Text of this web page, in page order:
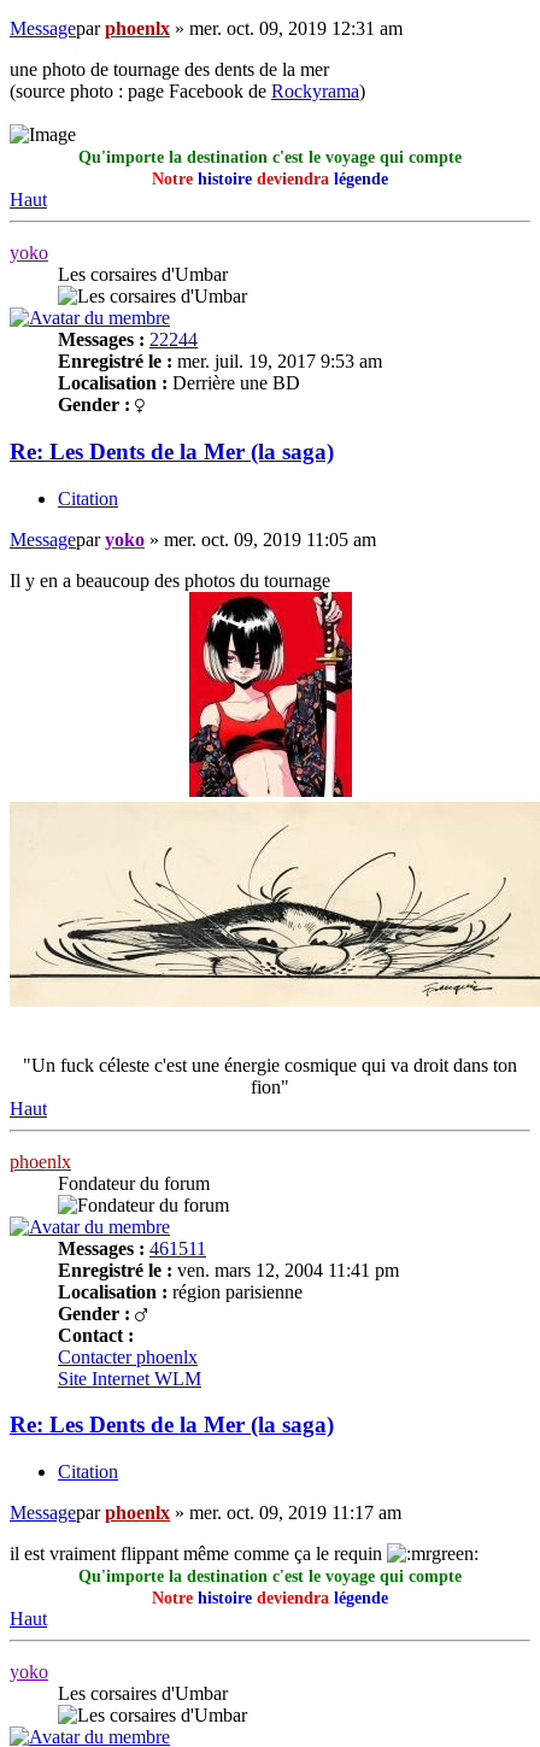
Messageparphoenlx » mer. oct. 09, 2019 12:31 am
une photo de tournage des dents de la mer
(source photo : page Facebook de Rockyrama)
Qu'importe la destination c'est le voyage qui compte
Notre histoire deviendra légende
Haut
yoko
Les corsaires d'Umbar
Messages : 22244
Enregistré le : mer. juil. 19, 2017 9:53 am
Localisation : Derrière une BD
Gender :
Re: Les Dents de la Mer (la saga)
Citation
Messageparyoko » mer. oct. 09, 2019 11:05 am
Il y en a beaucoup des photos du tournage
"Un fuck céleste c'est une énergie cosmique qui va droit dans ton
fion"
Haut
phoenlx
Fondateur du forum
Messages : 461511
Enregistré le : ven. mars 12, 2004 11:41 pm
Localisation : région parisienne
Gender :
Contact :
Contacter phoenlx
Site Internet WLM
Re: Les Dents de la Mer (la saga)
Citation
Messageparphoenlx » mer. oct. 09, 2019 11:17 am
il est vraiment flippant même comme ça le requin
Qu'importe la destination c'est le voyage qui compte
Notre histoire deviendra légende
Haut
yoko
Les corsaires d'Umbar